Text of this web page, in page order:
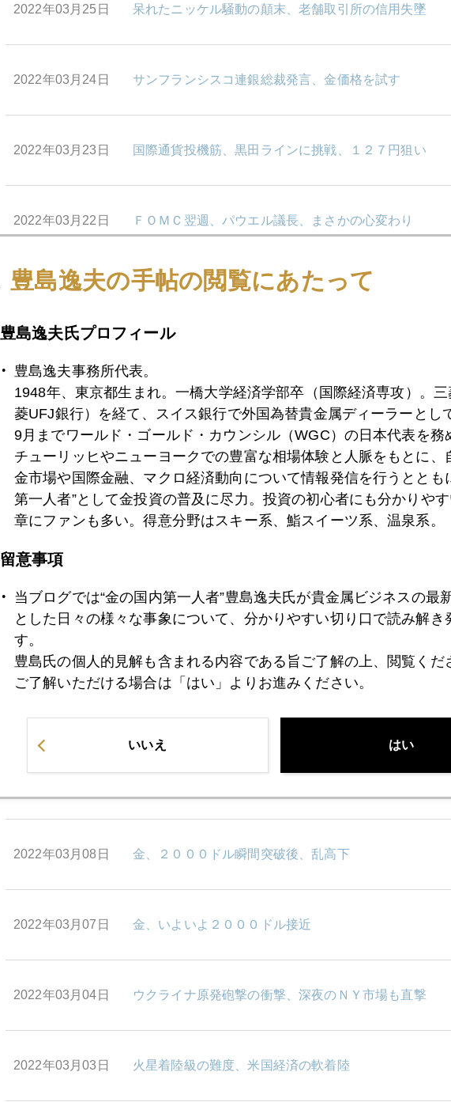
2022年03月25日 呆れたニッケル騒動の顛末、老舗取引所の信用失墜
2022年03月24日 サンフランシスコ連銀総裁発言、金価格を試す
2022年03月23日 国際通貨投機筋、黒田ラインに挑戦、１２７円狙い
2022年03月22日 ＦＯＭＣ翌週、パウエル議長、まさかの心変わり
2022年03月18日 国内金価格は円安の重要性が今後も高まる
2022年03月17日 ＦＯＭＣ通過、金価格１９２０ドル台
2022年03月16日 金、下げ止まらず
2022年03月15日 通貨投機筋、１２３円狙い、黒田ラインはスルー
2022年03月14日
2022年03月11日
2022年03月08日 金、２０００ドル瞬間突破後、乱高下
2022年03月07日 金、いよいよ２０００ドル接近
2022年03月04日 ウクライナ原発砲撃の衝撃、深夜のＮＹ市場も直撃
2022年03月03日 火星着陸級の難度、米国経済の軟着陸
豊島逸夫の手帖の閲覧にあたって
豊島逸夫氏プロフィール
豊島逸夫事務所代表。
1948年、東京都生まれ。一橋大学経済学部卒（国際経済専攻）。
菱UFJ銀行）を経て、スイス銀行で外国為替貴金属ディーラーとし
9月までワールド・ゴールド・カウンシル（WGC）の日本代表を務
チューリッヒやニューヨークでの豊富な相場体験と人脈をもとに、
金市場や国際金融、マクロ経済動向について情報発信を行うととも
第一人者”として金投資の普及に尽力。投資の初心者にも分かりや
章にファンも多い。得意分野はスキー系、鮨スイーツ系、温泉系。
留意事項
当ブログでは“金の国内第一人者”豊島逸夫氏が貴金属ビジネスの最
とした日々の様々な事象について、分かりやすい切り口で読み解き
す。
豊島氏の個人的見解も含まれる内容である旨ご了解の上、閲覧くだ
ご了解いただける場合は「はい」よりお進みください。
いいえ はい